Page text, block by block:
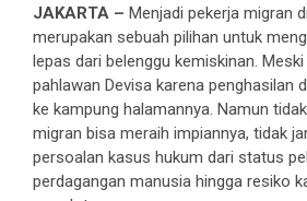
JAKARTA – Menjadi pekerja migran
merupakan sebuah pilihan untuk
lepas dari belenggu kemiskinan.
pahlawan Devisa karena penghasilan
ke kampung halamannya. Namun
migran bisa meraih impiannya, tidak
persoalan kasus hukum dari status
perdagangan manusia hingga resiko